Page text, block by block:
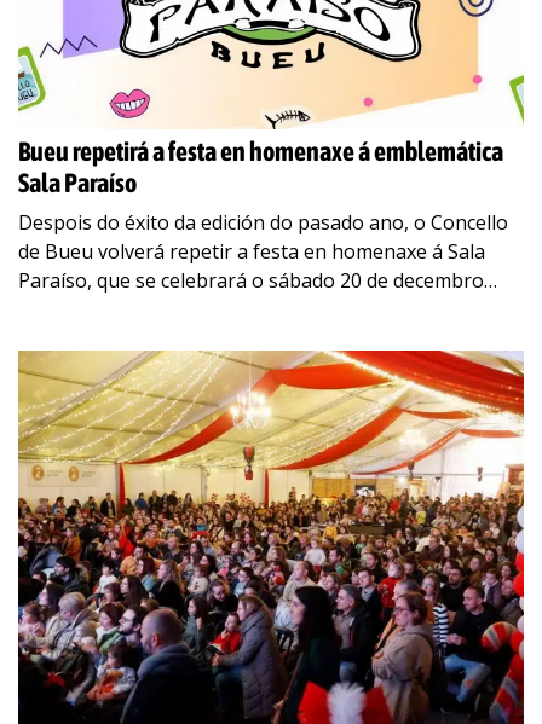
Bueu repetirá a festa en homenaxe á emblemática
Sala Paraíso
Despois do éxito da edición do pasado ano, o Concello
de Bueu volverá repetir a festa en homenaxe á Sala
Paraíso, que se celebrará o sábado 20 de decembro